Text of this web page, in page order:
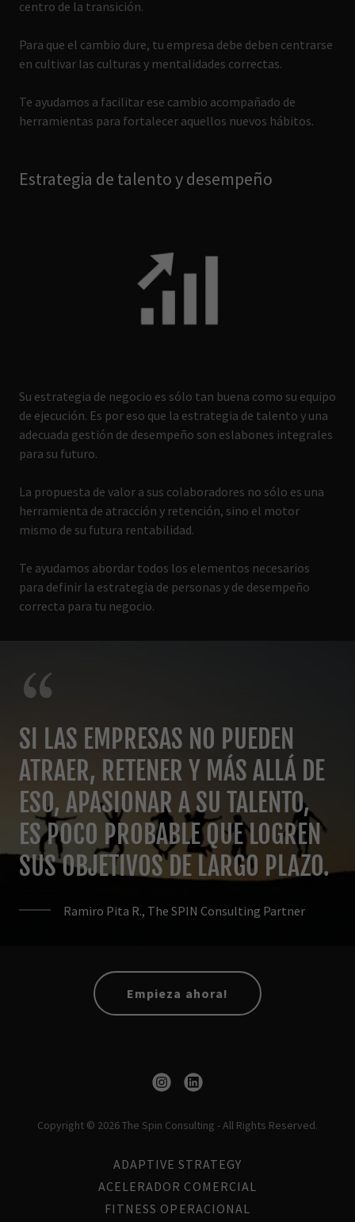
centro de la transición.
Para que el cambio dure, tu empresa debe deben centrarse
en cultivar las culturas y mentalidades correctas.
Te ayudamos a facilitar ese cambio acompañado de
herramientas para fortalecer aquellos nuevos hábitos.
Estrategia de talento y desempeño
Su estrategia de negocio es sólo tan buena como su equipo
de ejecución. Es por eso que la estrategia de talento y una
adecuada gestión de desempeño son eslabones integrales
para su futuro.
La propuesta de valor a sus colaboradores no sólo es una
herramienta de atracción y retención, sino el motor
mismo de su futura rentabilidad.
Te ayudamos abordar todos los elementos necesarios
para definir la estrategia de personas y de desempeño
correcta para tu negocio.
SI LAS EMPRESAS NO PUEDEN
ATRAER, RETENER Y MÁS ALLÁ DE
ESO, APASIONAR A SU TALENTO,
ES POCO PROBABLE QUE LOGREN
SUS OBJETIVOS DE LARGO PLAZO.
Ramiro Pita R., The SPIN Consulting Partner
Empieza ahora!
Copyright © 2026 The Spin Consulting - All Rights Reserved.
ADAPTIVE STRATEGY
ACELERADOR COMERCIAL
FITNESS OPERACIONAL